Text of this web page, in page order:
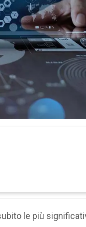
le più